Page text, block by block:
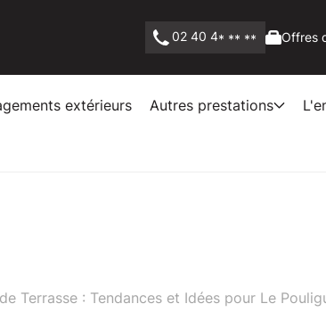
02 40 4* ** ** Offres
extérieurs Autres prestations
Terrasse : Tendances et Idées pour Le